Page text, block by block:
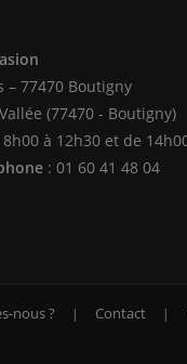
– 77470 Boutigny
(77470 - Boutigny)
à 12h30 et de
: 01 60 41 48 04
nous ? Contact